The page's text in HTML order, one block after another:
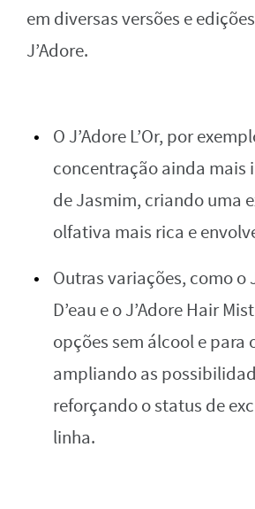
em diversas versões e
J’Adore.
O J’Adore L’Or, por
concentração ainda mais
de Jasmim, criando uma
olfativa mais rica e
Outras variações, como o
D’eau e o J’Adore Hair
opções sem álcool e para
ampliando as
reforçando o status de
linha.